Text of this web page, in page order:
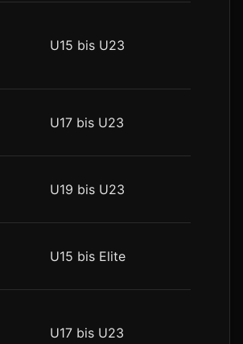
U15 bis U23
U17 bis U23
U19 bis U23
U15 bis Elite
U17 bis U23